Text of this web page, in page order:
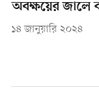
অবক্ষয়ের জালে
১৪ জানুয়ারি ২০২৪